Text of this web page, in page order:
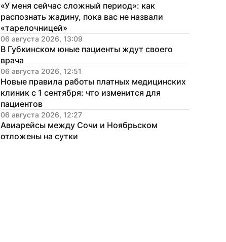
«У меня сейчас сложный период»: как
распознать жадину, пока вас не назвали
«тарелочницей»
06 августа 2026, 13:09
В Губкинском юные пациенты ждут своего
врача
06 августа 2026, 12:51
Новые правила работы платных медицинских
клиник с 1 сентября: что изменится для
пациентов
06 августа 2026, 12:27
Авиарейсы между Сочи и Ноябрьском
отложены на сутки